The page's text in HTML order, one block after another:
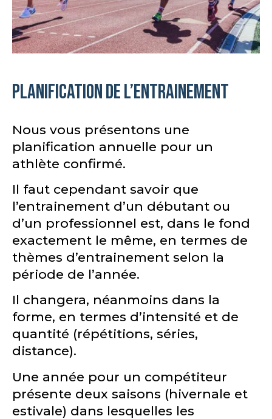
Planification de l’entrainement
Nous vous présentons une
planification annuelle pour un
athlète confirmé.
Il faut cependant savoir que
l’entrainement d’un débutant ou
d’un professionnel est, dans le fond
exactement le même, en termes de
thèmes d’entrainement selon la
période de l’année.
Il changera, néanmoins dans la
forme, en termes d’intensité et de
quantité (répétitions, séries,
distance).
Une année pour un compétiteur
présente deux saisons (hivernale et
estivale) dans lesquelles les